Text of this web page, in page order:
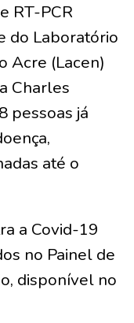
RT-PCR
do Laboratório
Acre (Lacen)
Charles
pessoas já
até o
a Covid-19
no Painel de
disponível no